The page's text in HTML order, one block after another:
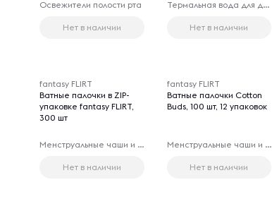
Освежители полости рта
Нет в наличии
Термальная вода для депиляции
Нет в наличии
fantasy FLIRT
Ватные палочки в ZIP-
упаковке fantasy FLIRT,
300 шт
Менструальные чаши и капы
Нет в наличии
fantasy FLIRT
Ватные палочки Cotton
Buds, 100 шт, 12 упаковок
Менструальные чаши и капы
Нет в наличии